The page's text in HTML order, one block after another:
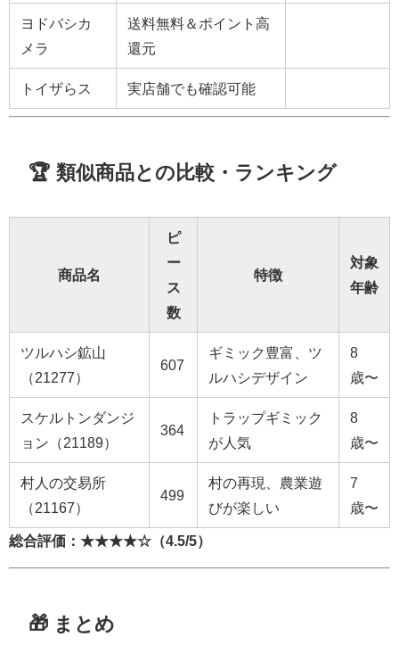
ヨドバシカ
メラ
送料無料＆ポイント高
還元
トイザらス 実店舗でも確認可能
🏆 類似商品との比較・ランキング
商品名
ピ
ー
ス
数
特徴
対象
年齢
ツルハシ鉱山
（21277）
607
ギミック豊富、ツ
ルハシデザイン
8
歳〜
スケルトンダンジ
ョン（21189）
364
トラップギミック
が人気
8
歳〜
村人の交易所
（21167）
499
村の再現、農業遊
びが楽しい
7
歳〜
総合評価：★★★★☆（4.5/5）
🎁 まとめ